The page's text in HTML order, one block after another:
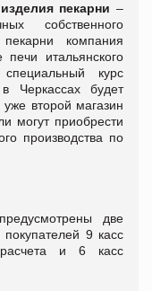
изделия пекарни –
собственного
компания
итальянского
курс
Черкассах будет
уже второй магазин
могут приобрести
производства по
две
9 касс
и 6 касс